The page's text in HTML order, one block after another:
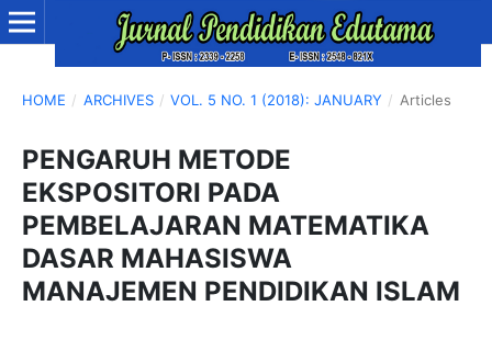
HOME / ARCHIVES / VOL. 5 NO. 1 (2018): JANUARY / Articles
PENGARUH METODE
EKSPOSITORI PADA
PEMBELAJARAN MATEMATIKA
DASAR MAHASISWA
MANAJEMEN PENDIDIKAN ISLAM